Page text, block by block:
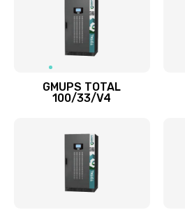
GMUPS TOTAL
100/33/V4